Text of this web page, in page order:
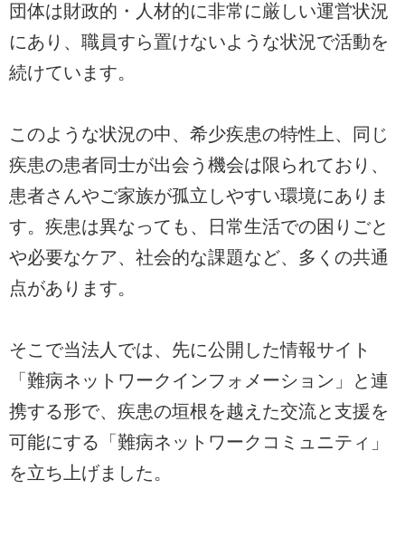
団体は財政的・人材的に非常に厳しい運営状況
にあり、職員すら置けないような状況で活動を
続けています。
このような状況の中、希少疾患の特性上、同じ
疾患の患者同士が出会う機会は限られており、
患者さんやご家族が孤立しやすい環境にありま
す。疾患は異なっても、日常生活での困りごと
や必要なケア、社会的な課題など、多くの共通
点があります。
そこで当法人では、先に公開した情報サイト
「難病ネットワークインフォメーション」と連
携する形で、疾患の垣根を越えた交流と支援を
可能にする「難病ネットワークコミュニティ」
を立ち上げました。